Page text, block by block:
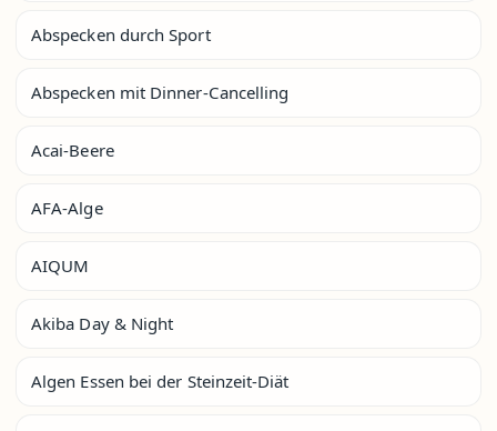
Abspecken durch Sport
Abspecken mit Dinner-Cancelling
Acai-Beere
AFA-Alge
AIQUM
Akiba Day & Night
Algen Essen bei der Steinzeit-Diät